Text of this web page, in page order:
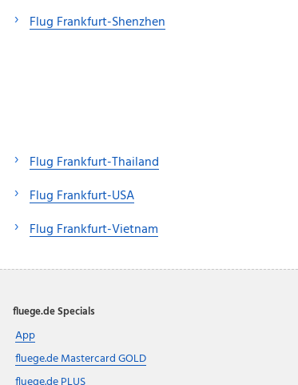
Flug Frankfurt-Shenzhen
Flug Frankfurt-Thailand
Flug Frankfurt-USA
Flug Frankfurt-Vietnam